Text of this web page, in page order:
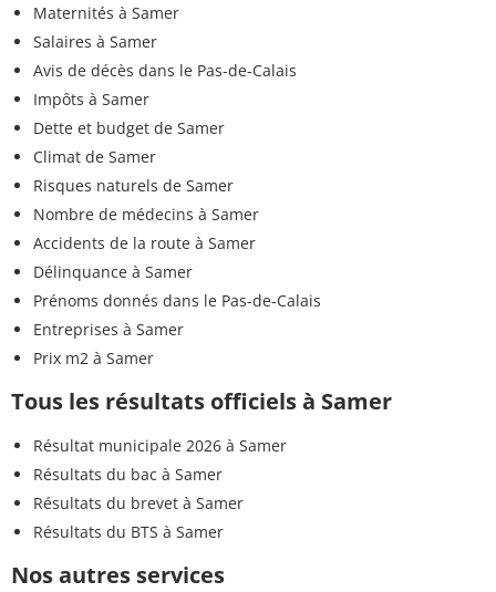
Maternités à Samer
Salaires à Samer
Avis de décès dans le Pas-de-Calais
Impôts à Samer
Dette et budget de Samer
Climat de Samer
Risques naturels de Samer
Nombre de médecins à Samer
Accidents de la route à Samer
Délinquance à Samer
Prénoms donnés dans le Pas-de-Calais
Entreprises à Samer
Prix m2 à Samer
Tous les résultats officiels à Samer
Résultat municipale 2026 à Samer
Résultats du bac à Samer
Résultats du brevet à Samer
Résultats du BTS à Samer
Nos autres services